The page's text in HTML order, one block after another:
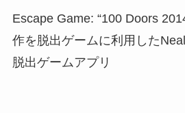
Escape Game: “100 Doors
作を脱出ゲームに利用した
脱出ゲームアプリ